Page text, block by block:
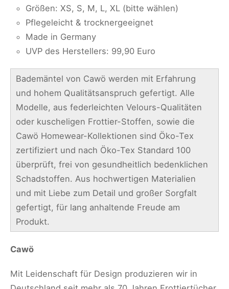
Größen: XS, S, M, L, XL (bitte wählen)
Pflegeleicht & trocknergeeignet
Made in Germany
UVP des Herstellers: 99,90 Euro
Bademäntel von Cawö werden mit Erfahrung
und hohem Qualitätsanspruch gefertigt. Alle
Modelle, aus federleichten Velours-Qualitäten
oder kuscheligen Frottier-Stoffen, sowie die
Cawö Homewear-Kollektionen sind Öko-Tex
zertifiziert und nach Öko-Tex Standard 100
überprüft, frei von gesundheitlich bedenklichen
Schadstoffen. Aus hochwertigen Materialien
und mit Liebe zum Detail und großer Sorgfalt
gefertigt, für lang anhaltende Freude am
Produkt.
Cawö
Mit Leidenschaft für Design produzieren wir in